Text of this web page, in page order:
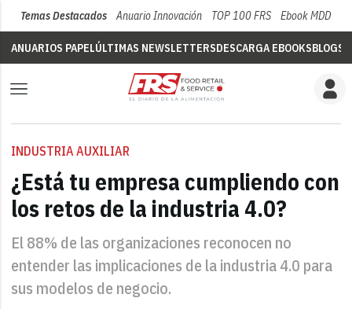
Temas Destacados Anuario Innovación TOP 100 FRS Ebook MDD
ANUARIOS PAPELÚLTIMAS NEWSLETTERSDESCARGA EBOOKSBLOGS
INDUSTRIA AUXILIAR
¿Está tu empresa cumpliendo con
los retos de la industria 4.0?
El 88% de las organizaciones reconocen no
entender las implicaciones de la industria 4.0 para
sus modelos de negocio.